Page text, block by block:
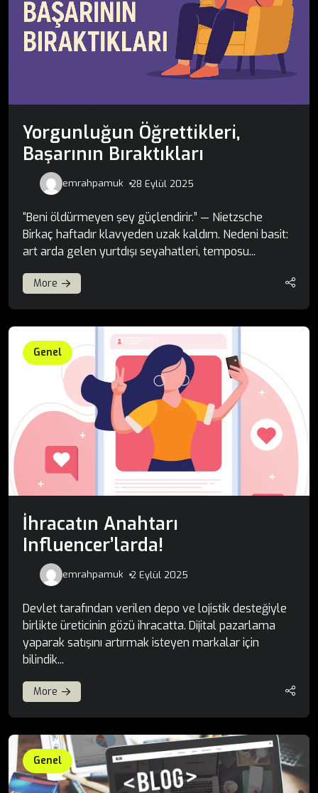
Yorgunluğun Öğrettikleri,
Başarının Bıraktıkları
emrahpamuk 28 Eylül 2025
“Beni öldürmeyen şey güçlendirir.” — Nietzsche
Birkaç haftadır klavyeden uzak kaldım. Nedeni basit:
art arda gelen yurtdışı seyahatleri, temposu...
More
Genel
İhracatın Anahtarı
Influencer’larda!
emrahpamuk 2 Eylül 2025
Devlet tarafından verilen depo ve lojistik desteğiyle
birlikte üreticinin gözü ihracatta. Dijital pazarlama
yaparak satışını artırmak isteyen markalar için
bilindik...
More
Genel